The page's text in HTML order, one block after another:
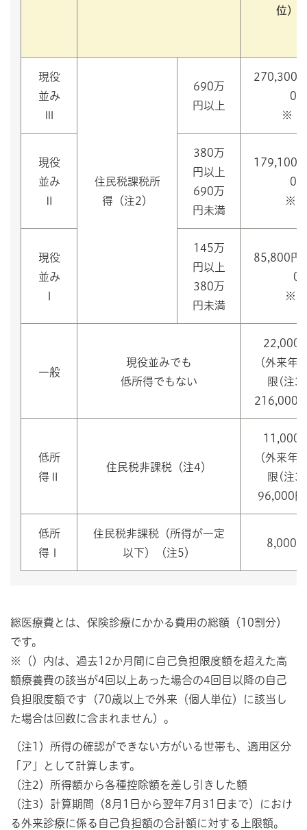
位）
現役
並み
住民税課税所
得（注2）
690万
円以上
270,300
※（
現役
並み
380万
円以上
690万
円未満
179,100
※
現役
並み
145万
円以上
380万
円未満
85,800円
※
一般
現役並みでも
低所得でもない
22,000
（外来年
限(注3)
216,000
低所
得Ⅱ
住民税非課税（注4）
11,000
（外来年
限(注3)
96,000円
低所
得Ⅰ
住民税非課税（所得が一定
以下）（注5）
8,000円
総医療費とは、保険診療にかかる費用の総額（10割分）
です。
※（）内は、過去12か月間に自己負担限度額を超えた高
額療養費の該当が4回以上あった場合の4回目以降の自己
負担限度額です（70歳以上で外来（個人単位）に該当し
た場合は回数に含まれません）。
（注1）所得の確認ができない方がいる世帯も、適用区分
「ア」として計算します。
（注2）所得額から各種控除額を差し引きした額
（注3）計算期間（8月1日から翌年7月31日まで）におけ
る外来診療に係る自己負担額の合計額に対する上限額。